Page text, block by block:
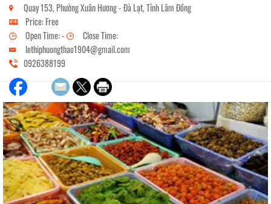
Quay 153, Phường Xuân Hương - Đà Lạt, Tỉnh Lâm Đồng
Price: Free
Open Time: -
Close Time:
lethiphuongthao1904@gmail.com
0926388199